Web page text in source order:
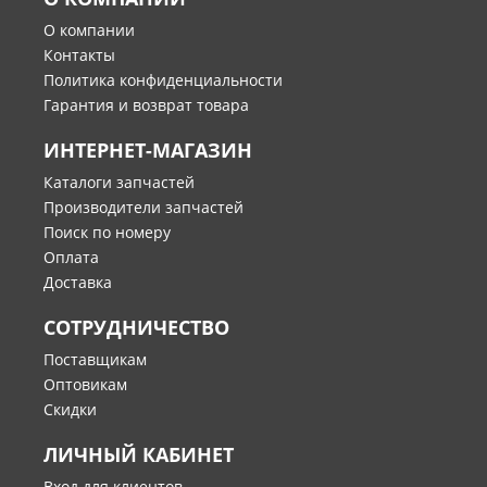
О компании
Контакты
Политика конфиденциальности
Гарантия и возврат товара
ИНТЕРНЕТ-МАГАЗИН
Каталоги запчастей
Производители запчастей
Поиск по номеру
Оплата
Доставка
СОТРУДНИЧЕСТВО
Поставщикам
Оптовикам
Скидки
ЛИЧНЫЙ КАБИНЕТ